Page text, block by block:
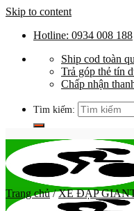
Skip to content
Hotline: 0934 008 188
Ship cod toàn
Trả góp thẻ tín
Chấp nhận
Tìm kiếm:
Trang chủ / XE ĐẠP